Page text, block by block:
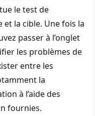
le test de
la cible. Une fois la
passer à l’onglet
les problèmes de
entre les
la
à l’aide des
fournies.